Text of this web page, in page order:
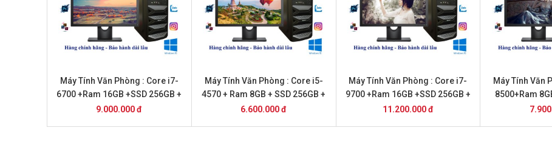
Máy Tính Văn Phòng : Core i7-
6700 +Ram 16GB +SSD 256GB +
22inch Dell
9.000.000 đ
Máy Tính Văn Phòng : Core i5-
4570 + Ram 8GB + SSD 256GB +
22 inch DELL
6.600.000 đ
Máy Tính Văn Phòng : Core i7-
9700 +Ram 16GB +SSD 256GB +
22 inch Dell
11.200.000 đ
Máy Tính Văn
8500+Ram